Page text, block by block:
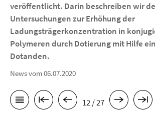
veröffentlicht. Darin beschreiben wir
Untersuchungen zur Erhöhung der
Ladungsträgerkonzentration in
Polymeren durch Dotierung mit Hilfe
Dotanden.
News vom 06.07.2020
12 / 27